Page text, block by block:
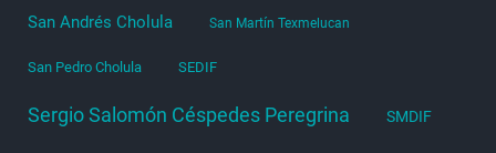
San Andrés Cholula San Martín Texmelucan
San Pedro Cholula SEDIF
Sergio Salomón Céspedes Peregrina SMDIF